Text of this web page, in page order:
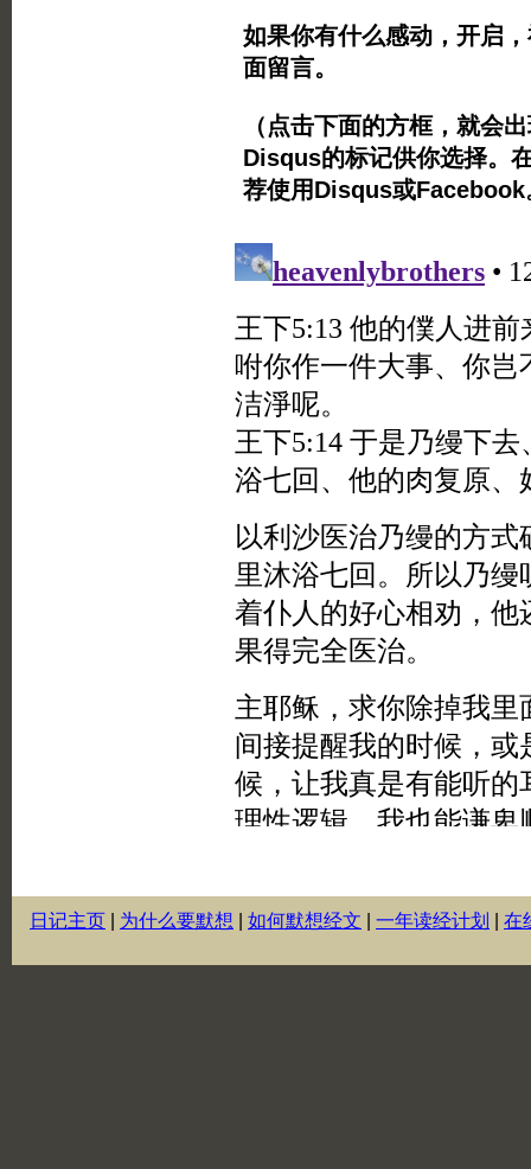
如果你有什么感动，开启
面留言。
（点击下面的方框，就会
Disqus的标记供你选择。
荐使用Disqus或
日记主页 为什么要默想 如何默想经文 一年读经计划 在